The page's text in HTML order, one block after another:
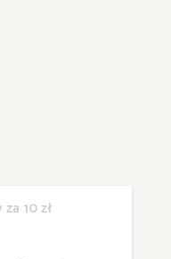
10 zł